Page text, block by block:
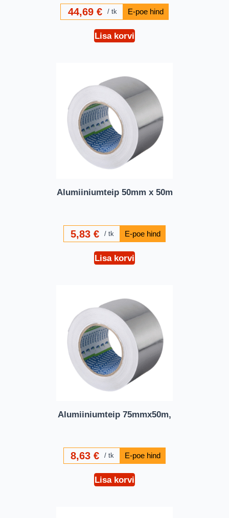
44,69 € tk
Lisa korvi
Alumiiniumteip 50mm x 50m
5,83€ tk
Lisa korvi
Alumiiniumteip 75mmx50m,
8,63€ tk
Lisa korvi